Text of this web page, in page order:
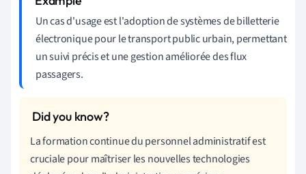
Un cas d'usage est l'adoption de systèmes de billetterie
électronique pour le transport public urbain, permettant
un suivi précis et une gestion améliorée des flux
passagers.
La formation continue du personnel administratif est
cruciale pour maîtriser les nouvelles technologies